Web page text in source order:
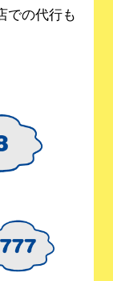
での代行も